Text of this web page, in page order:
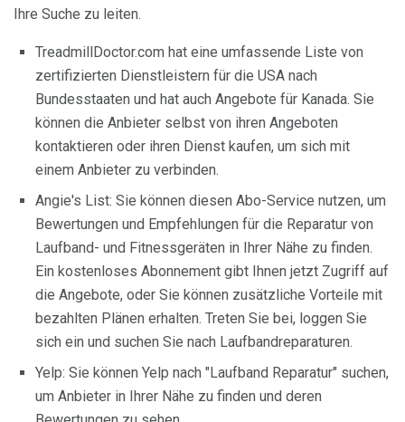
Ihre Suche zu leiten.
TreadmillDoctor.com hat eine umfassende Liste von
zertifizierten Dienstleistern für die USA nach
Bundesstaaten und hat auch Angebote für Kanada. Sie
können die Anbieter selbst von ihren Angeboten
kontaktieren oder ihren Dienst kaufen, um sich mit
einem Anbieter zu verbinden.
Angie's List: Sie können diesen Abo-Service nutzen, um
Bewertungen und Empfehlungen für die Reparatur von
Laufband- und Fitnessgeräten in Ihrer Nähe zu finden.
Ein kostenloses Abonnement gibt Ihnen jetzt Zugriff auf
die Angebote, oder Sie können zusätzliche Vorteile mit
bezahlten Plänen erhalten. Treten Sie bei, loggen Sie
sich ein und suchen Sie nach Laufbandreparaturen.
Yelp: Sie können Yelp nach "Laufband Reparatur" suchen,
um Anbieter in Ihrer Nähe zu finden und deren